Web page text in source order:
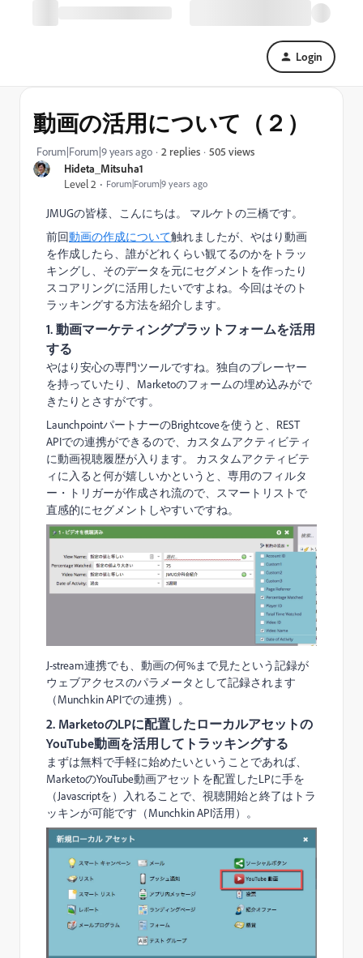
Login
Hideta_Mitsuha1
Level 2
Forum|Forum|9 years ago
動画の活用について（２）
Forum|Forum|9 years ago 2 replies 505 views
JMUGの皆様、こんにちは。 マルケトの三橋です。
前回動画の作成について触れましたが、やはり動画
を作成したら、誰がどれくらい観てるのかをトラッ
キングし、そのデータを元にセグメントを作ったり
スコアリングに活用したいですよね。今回はそのト
ラッキングする方法を紹介します。
1. 動画マーケティングプラットフォームを活用
する
やはり安心の専門ツールですね。独自のプレーヤー
を持っていたり、Marketoのフォームの埋め込みがで
きたりとさすがです。
LaunchpointパートナーのBrightcoveを使うと、REST
APIでの連携ができるので、カスタムアクティビティ
に動画視聴履歴が入ります。 カスタムアクティビテ
ィに入ると何が嬉しいかというと、専用のフィルタ
ー・トリガーが作成され流ので、スマートリストで
直感的にセグメントしやすいですね。
J-stream連携でも、動画の何%まで見たという記録が
ウェブアクセスのパラメータとして記録されます
（Munchkin APIでの連携）。
2. MarketoのLPに配置したローカルアセットの
YouTube動画を活用してトラッキングする
まずは無料で手軽に始めたいということであれば、
MarketoのYouTube動画アセットを配置したLPに手を
（Javascriptを）入れることで、視聴開始と終了はトラ
ッキンが可能です（Munchkin API活用）。